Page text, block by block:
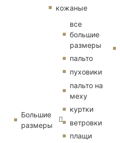
кожаные
Большие
размеры
все
большие
размеры
пальто
пуховики
пальто на
меху
куртки
ветровки
плащи